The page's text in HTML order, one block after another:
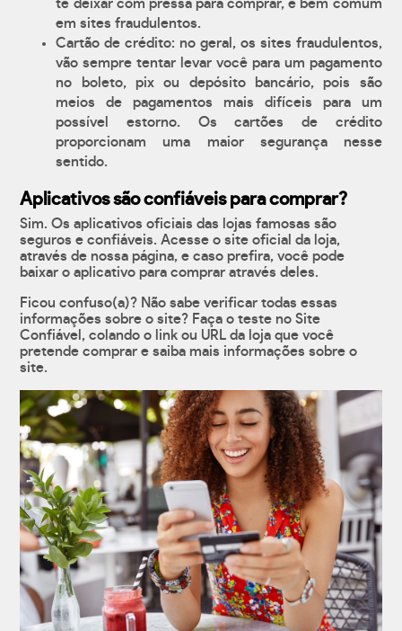
te deixar com pressa para comprar, é bem comum
em sites fraudulentos.
Cartão de crédito: no geral, os sites fraudulentos,
vão sempre tentar levar você para um pagamento
no boleto, pix ou depósito bancário, pois são
meios de pagamentos mais difíceis para um
possível estorno. Os cartões de crédito
proporcionam uma maior segurança nesse
sentido.
Aplicativos são confiáveis para comprar?
Sim. Os aplicativos oficiais das lojas famosas são
seguros e confiáveis. Acesse o site oficial da loja,
através de nossa página, e caso prefira, você pode
baixar o aplicativo para comprar através deles.
Ficou confuso(a)? Não sabe verificar todas essas
informações sobre o site? Faça o teste no Site
Confiável, colando o link ou URL da loja que você
pretende comprar e saiba mais informações sobre o
site.